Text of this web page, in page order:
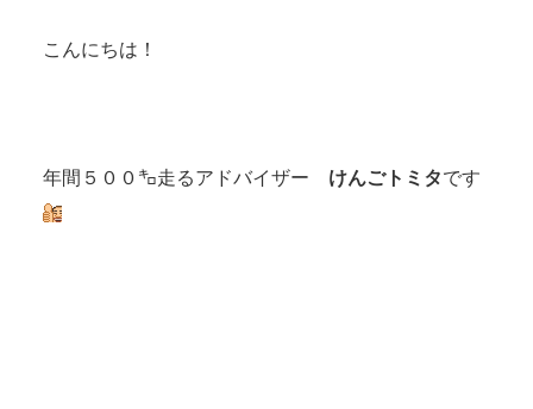
こんにちは！
年間５００㌔走るアドバイザー けんごトミタです